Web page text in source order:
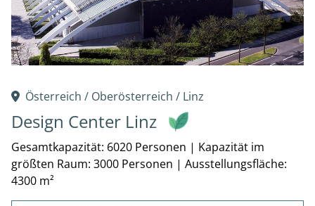
Österreich / Oberösterreich / Linz
Design Center Linz
Gesamtkapazität: 6020 Personen | Kapazität im
größten Raum: 3000 Personen | Ausstellungsfläche:
4300 m²